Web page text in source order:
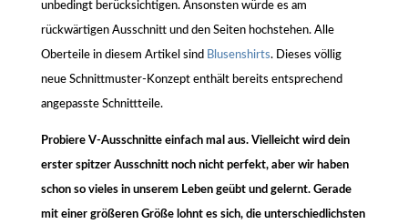
unbedingt berücksichtigen. Ansonsten würde es am
rückwärtigen Ausschnitt und den Seiten hochstehen. Alle
Oberteile in diesem Artikel sind Blusenshirts. Dieses völlig
neue Schnittmuster-Konzept enthält bereits entsprechend
angepasste Schnittteile.
Probiere V-Ausschnitte einfach mal aus. Vielleicht wird dein
erster spitzer Ausschnitt noch nicht perfekt, aber wir haben
schon so vieles in unserem Leben geübt und gelernt. Gerade
mit einer größeren Größe lohnt es sich, die unterschiedlichsten